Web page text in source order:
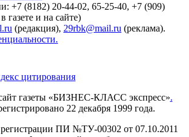
+7 (8182) 20-44-02, 65-25-40, +7 (909)
газете и на сайте)
(редакция), 29rbk@mail.ru (реклама).
газеты «БИЗНЕС-КЛАСС экспресс».
22 декабря 1999 года.
регистрации ПИ №ТУ-00302 от 07.10.2011